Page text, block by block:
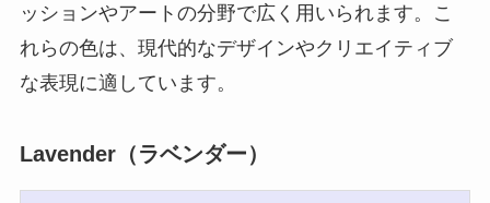
ッションやアートの分野で広く用いられます。こ
れらの色は、現代的なデザインやクリエイティブ
な表現に適しています。
Lavender（ラベンダー）